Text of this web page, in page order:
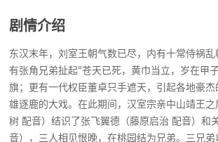
剧情介绍
东汉末年，刘室王朝气数已尽，内有十常侍祸
有张角兄弟扯起“苍天已死，黄巾当立，岁在甲
旗；更有一代权臣董卓只手遮天，引起各地豪
雄逐鹿的大戏。在此期间，汉室宗亲中山靖王
树 配音）结识了张飞翼德（藤原启治 配音）和
音），三人相见恨晚，在桃园结为兄弟。三兄弟